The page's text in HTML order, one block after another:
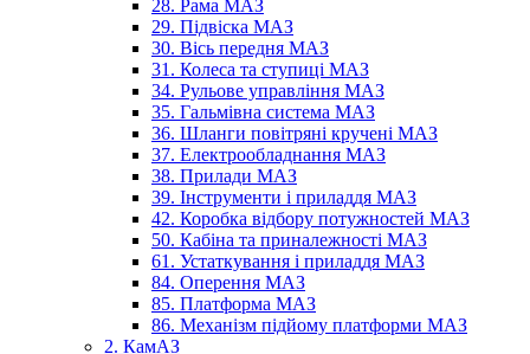
28. Рама МАЗ
29. Підвіска МАЗ
30. Вісь передня МАЗ
31. Колеса та ступиці МАЗ
34. Рульове управління МАЗ
35. Гальмівна система МАЗ
36. Шланги повітряні кручені МАЗ
37. Електрообладнання МАЗ
38. Прилади МАЗ
39. Інструменти і приладдя МАЗ
42. Коробка відбору потужностей МАЗ
50. Кабіна та приналежності МАЗ
61. Устаткування і приладдя МАЗ
84. Оперення МАЗ
85. Платформа МАЗ
86. Механізм підйому платформи МАЗ
2. КамАЗ